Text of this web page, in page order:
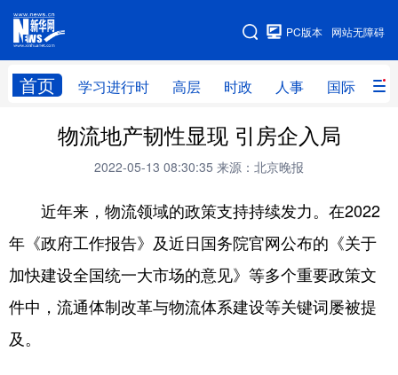
网站无障碍
PC版本
首页 学习进行时 高层 时政 人事 国际 财
网站地图
学习进行时 高层 时政 人事
财经 网评
台湾 思客智库 全球连线 教育
科技 科创 量子 体育
文化 书画 健康 军事
访谈 视频 图片 政务
物流地产韧性显现 引房企入局
2022-05-13 08:30:35 来源：北京晚报
近年来，物流领域的政策支持持续发力。在2022
年《政府工作报告》及近日国务院官网公布的《关于
加快建设全国统一大市场的意见》等多个重要政策文
件中，流通体制改革与物流体系建设等关键词屡被提
及。